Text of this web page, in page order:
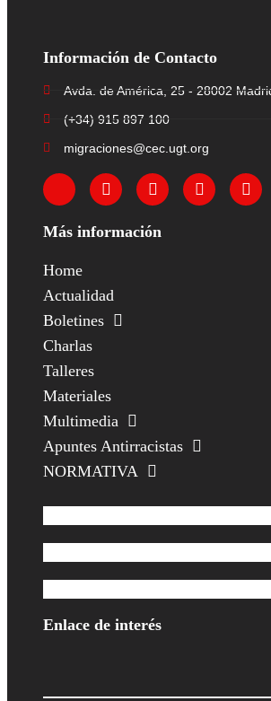
Información de Contacto
Avda. de América, 25 - 28002
(+34) 915 897 100
migraciones@cec.ugt.org
Más información
Home
Actualidad
Boletines
Charlas
Talleres
Materiales
Multimedia
Apuntes Antirracistas
NORMATIVA
Enlace de interés